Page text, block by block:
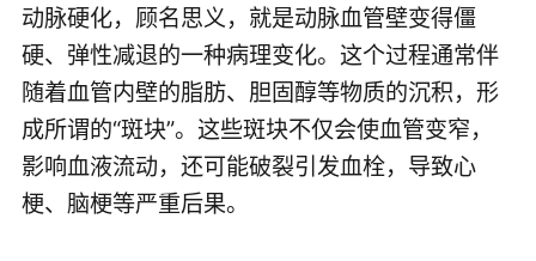
动脉硬化，顾名思义，就是动脉血管壁变得僵
硬、弹性减退的一种病理变化。这个过程通常伴
随着血管内壁的脂肪、胆固醇等物质的沉积，形
成所谓的“斑块”。这些斑块不仅会使血管变窄，
影响血液流动，还可能破裂引发血栓，导致心
梗、脑梗等严重后果。